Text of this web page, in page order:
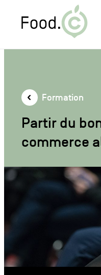
Formation
Partir du
commerce